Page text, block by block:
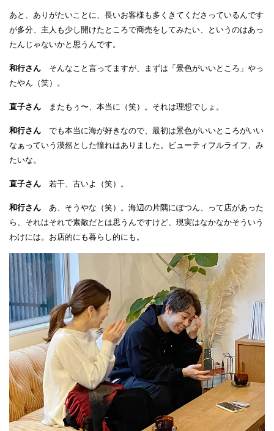
あと、ありがたいことに、長いお客様も多くきてくださっているんです
が多分、主人も少し開けたところで商売をしてみたい、というのはあっ
たんじゃないかと思うんです。
和行さん そんなこと言ってますが、まずは「景色がいいところ」やっ
たやん（笑）。
直子さん またもぅ〜、本当に（笑）。それは理想でしょ。
和行さん でも本当に海が好きなので、最初は景色がいいところがいい
なぁっていう漠然とした憧れはありました。ビューティフルライフ、み
たいな。
直子さん 若干、古いよ（笑）。
和行さん あ、そうやな（笑）。海辺の片隅にぽつん、って店があった
ら、それはそれで素敵だとは思うんですけど、現実はなかなかそういう
わけには。お店的にも暮らし的にも。